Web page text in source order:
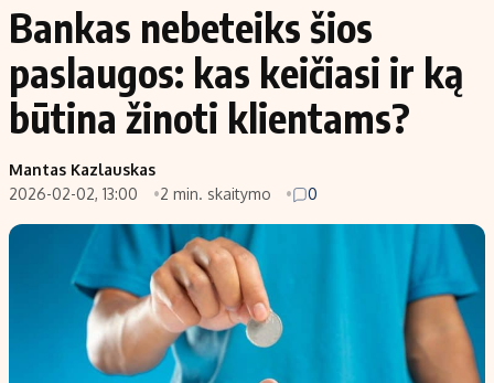
Bankas nebeteiks šios
paslaugos: kas keičiasi ir ką
būtina žinoti klientams?
Mantas Kazlauskas
2026-02-02, 13:00
2 min. skaitymo 0